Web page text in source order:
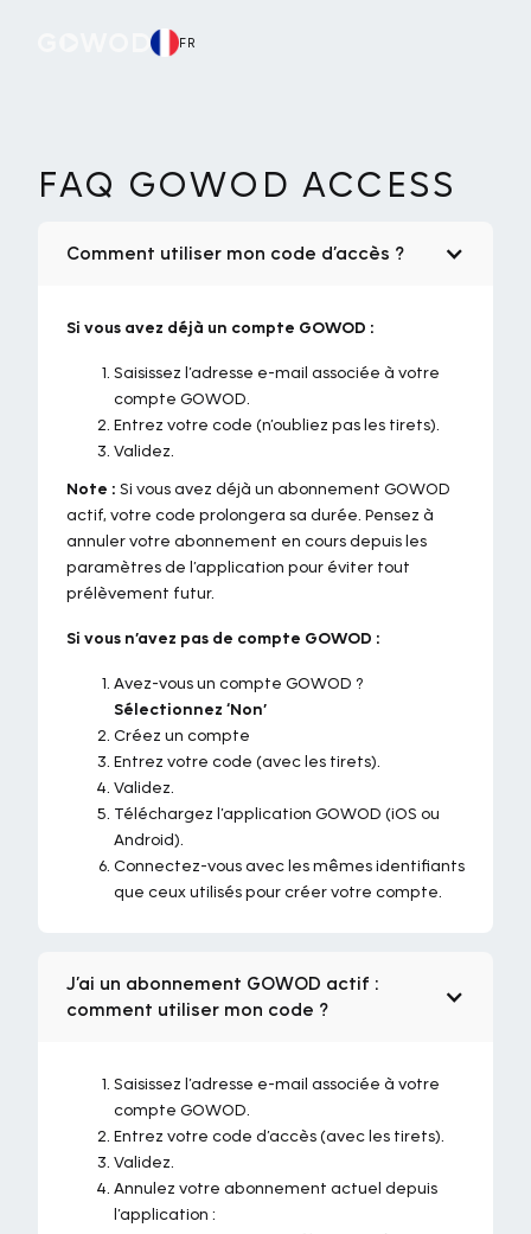
FR
FAQ GOWOD ACCESS
Comment utiliser mon code d’accès ?
Si vous avez déjà un compte GOWOD :
Saisissez l’adresse e-mail associée à votre
compte GOWOD.
Entrez votre code (n’oubliez pas les tirets).
Validez.
Note : Si vous avez déjà un abonnement GOWOD
actif, votre code prolongera sa durée. Pensez à
annuler votre abonnement en cours depuis les
paramètres de l’application pour éviter tout
prélèvement futur.
Si vous n’avez pas de compte GOWOD :
Avez-vous un compte GOWOD ?
Sélectionnez ‘Non’
Créez un compte
Entrez votre code (avec les tirets).
Validez.
Téléchargez l’application GOWOD (iOS ou
Android).
Connectez-vous avec les mêmes identifiants
que ceux utilisés pour créer votre compte.
J’ai un abonnement GOWOD actif :
comment utiliser mon code ?
Saisissez l’adresse e-mail associée à votre
compte GOWOD.
Entrez votre code d’accès (avec les tirets).
Validez.
Annulez votre abonnement actuel depuis
l’application :